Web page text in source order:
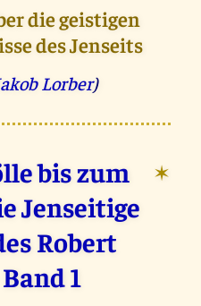
die geistigen
des Jenseits
Lorber)
bis zum
Jenseitige
Robert
1
✶